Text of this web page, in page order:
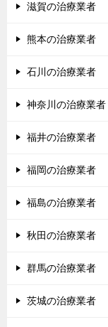
滋賀の治療業者
熊本の治療業者
石川の治療業者
神奈川の治療業者
福井の治療業者
福岡の治療業者
福島の治療業者
秋田の治療業者
群馬の治療業者
茨城の治療業者